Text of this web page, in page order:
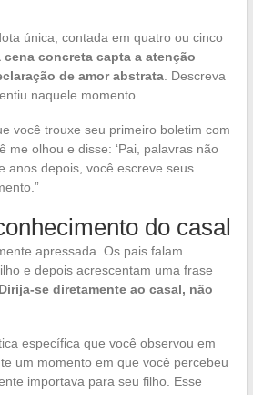
única, contada em quatro ou cinco
cena concreta capta a atenção
de amor abstrata. Descreva
naquele momento.
você trouxe seu primeiro boletim com
me olhou e disse: ‘Pai, palavras não
anos depois, você escreve seus
do casal
apressada. Os pais falam
e depois acrescentam uma frase
Dirija-se diretamente ao casal, não
específica que você observou em
um momento em que você percebeu
importava para seu filho. Esse